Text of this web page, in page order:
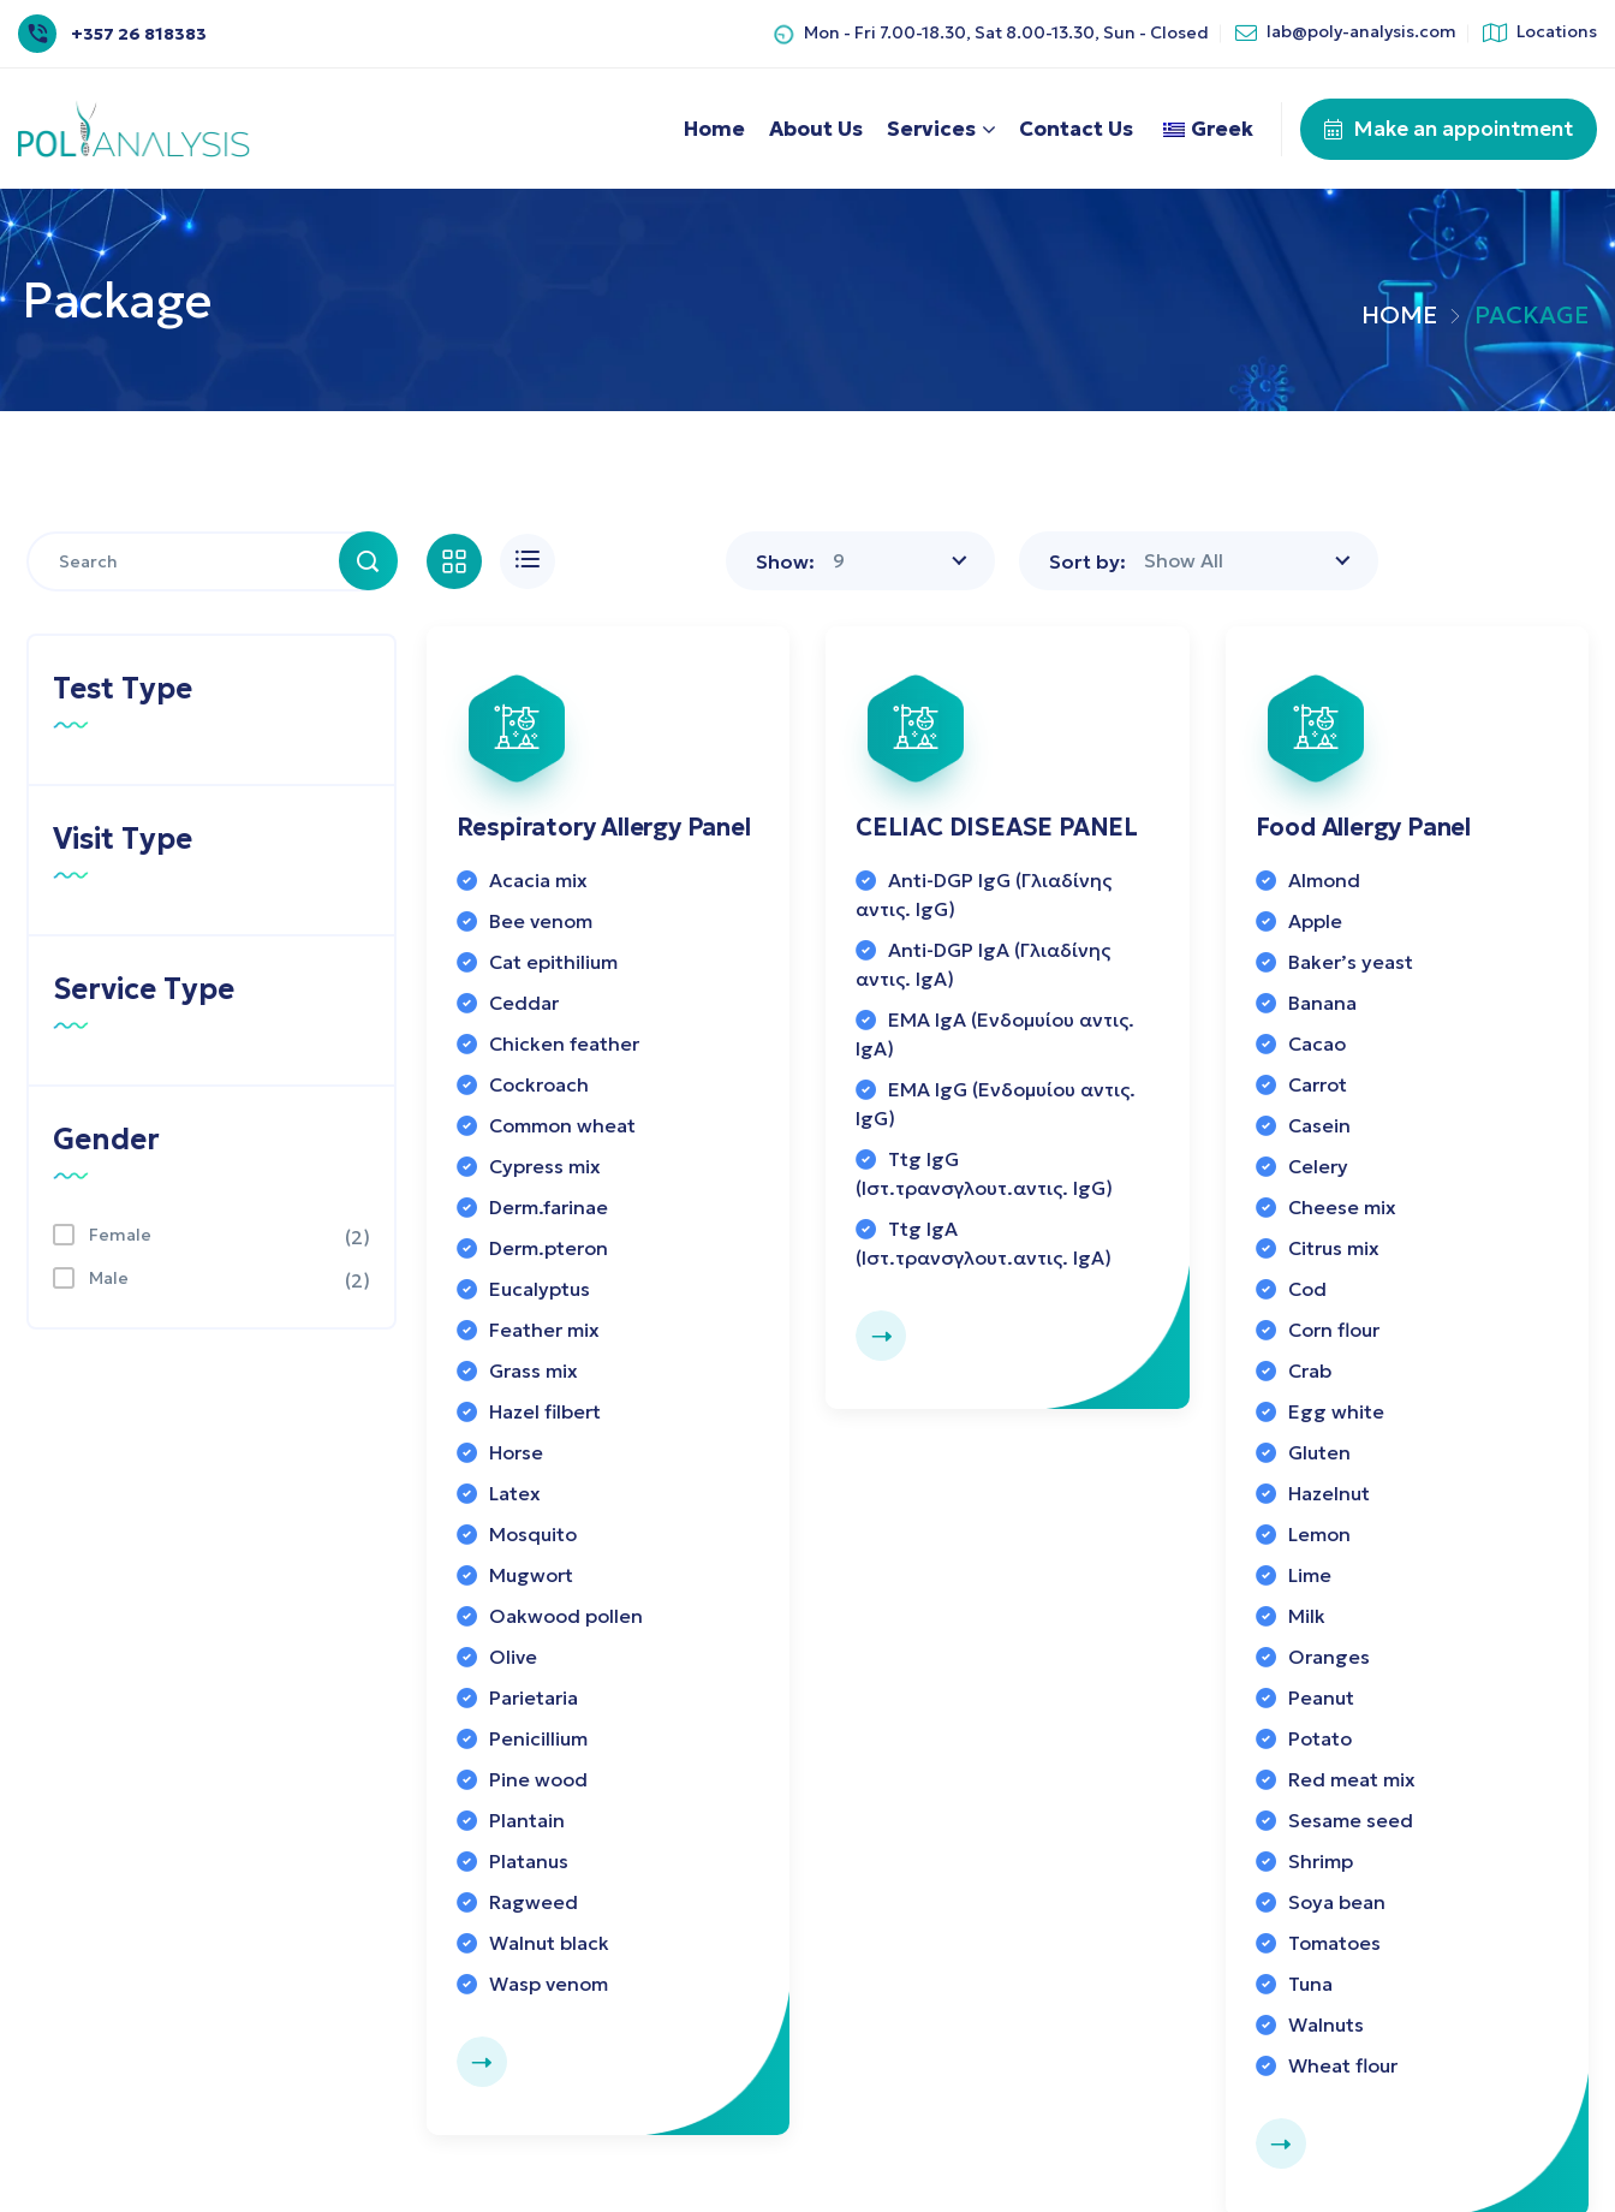
+357 26 818383 Mon - Fri 7.00-18.30, Sat 8.00-13.30, Sun - Closed lab@poly-analysis.com Locations
Home About Us Services Contact Us Greek Make an appointment
Package HOME PACKAGE
Show: 9 Sort by: Show All
Respiratory Allergy Panel
Acacia mix
Bee venom
Cat epithilium
Ceddar
Chicken feather
Cockroach
Common wheat
Cypress mix
Derm.farinae
Derm.pteron
Eucalyptus
Feather mix
Grass mix
Hazel filbert
Horse
Latex
Mosquito
Mugwort
Oakwood pollen
Olive
Parietaria
Penicillium
Pine wood
Plantain
Platanus
Ragweed
Walnut black
Wasp venom
CELIAC DISEASE PANEL
Αnti-DGP IgG (Γλιαδίνης
αντις. IgG)
Αnti-DGP IgA (Γλιαδίνης
αντις. IgA)
EMA IgA (Ενδομυίου αντις.
IgA)
EMA IgG (Ενδομυίου αντις.
IgG)
Ttg IgG
(Ιστ.τρανσγλουτ.αντις. IgG)
Ttg IgA
(Ιστ.τρανσγλουτ.αντις. IgA)
Food Allergy Panel
Almond
Apple
Baker’s yeast
Banana
Cacao
Carrot
Casein
Celery
Cheese mix
Citrus mix
Cod
Corn flour
Crab
Egg white
Gluten
Hazelnut
Lemon
Lime
Milk
Oranges
Peanut
Potato
Red meat mix
Sesame seed
Shrimp
Soya bean
Tomatoes
Tuna
Walnuts
Wheat flour
Test Type
Visit Type
Service Type
Gender
Female (2)
Male (2)